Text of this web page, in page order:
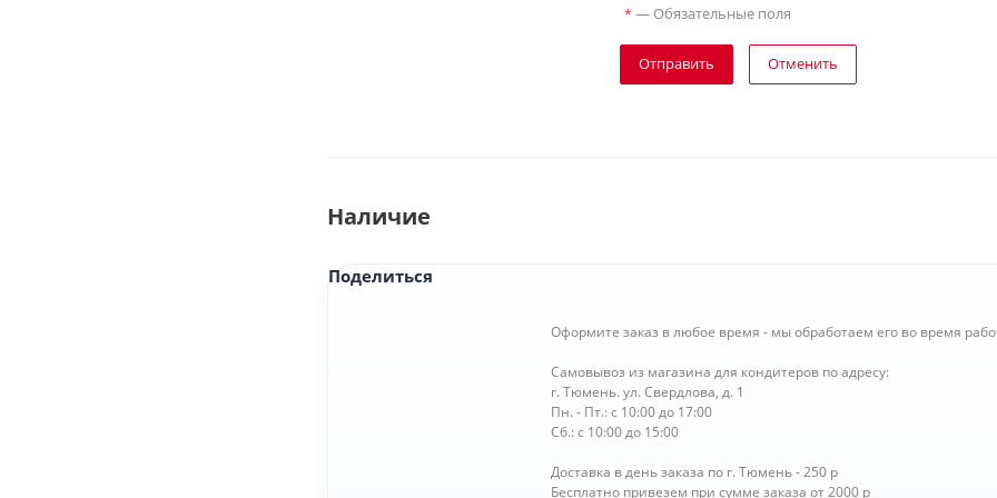
* — Обязательные поля
Отправить Отменить
Наличие
Поделиться
Оформите заказ в любое время - мы обработаем его во время
Самовывоз из магазина для кондитеров по адресу:
г. Тюмень. ул. Свердлова, д. 1
Пн. - Пт.: с 10:00 до 17:00
Сб.: с 10:00 до 15:00
Доставка в день заказа по г. Тюмень - 250 р
Бесплатно привезем при сумме заказа от 2000 р